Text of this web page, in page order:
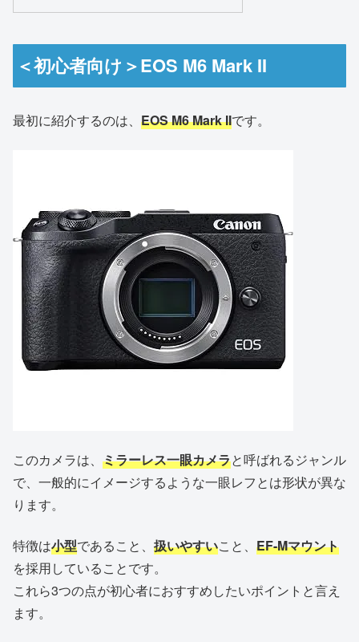
＜初心者向け＞EOS M6 Mark II
最初に紹介するのは、 EOS M6 Mark IIです。
このカメラは、 ミラーレス一眼カメラと呼ばれるジャンル
で、一般的にイメージするような一眼レフとは形状が異な
ります。
特徴は小型であること、 扱いやすいこと、 EF-Mマウント
を採用していることです。
これら3つの点が初心者におすすめしたいポイントと言え
ます。